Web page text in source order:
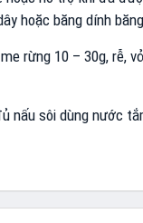
hoặc băng dính
rừng 10 – 30g, rễ,
nấu sôi dùng nước